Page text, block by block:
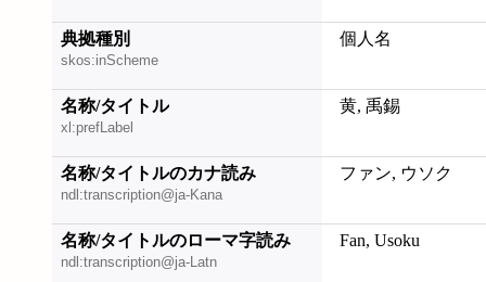
典拠種別
skos:inScheme
個人名
名称/タイトル
xl:prefLabel
黄, 禹錫
名称/タイトルのカナ読み
ndl:transcription@ja-Kana
ファン, ウソク
名称/タイトルのローマ字読み
ndl:transcription@ja-Latn
Fan, Usoku